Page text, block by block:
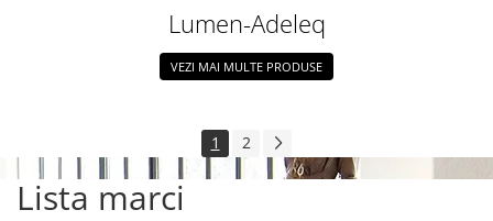
Lumen-Adeleq
VEZI MAI MULTE PRODUSE
1 2
Lista marci